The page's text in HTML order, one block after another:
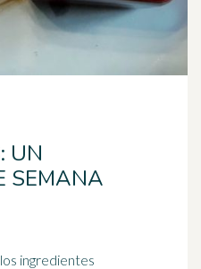
UN
SEMANA
ingredientes